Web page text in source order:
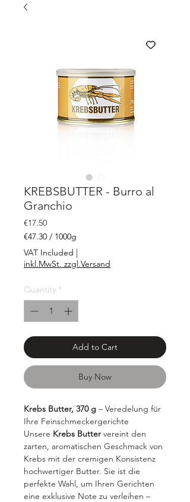
KREBSBUTTER - Burro al
Granchio
€17.50Price
€47.30 / 1000g
€47.30
per
1000
VAT Included |
inkl.MwSt. zzgl.Versand
Quantity *
Add to Cart
Buy Now
Krebs Butter, 370 g – Veredelung für
Ihre Feinschmeckergerichte
Unsere Krebs Butter vereint den
zarten, aromatischen Geschmack von
Krebs mit der cremigen Konsistenz
hochwertiger Butter. Sie ist die
perfekte Wahl, um Ihren Gerichten
eine exklusive Note zu verleihen –